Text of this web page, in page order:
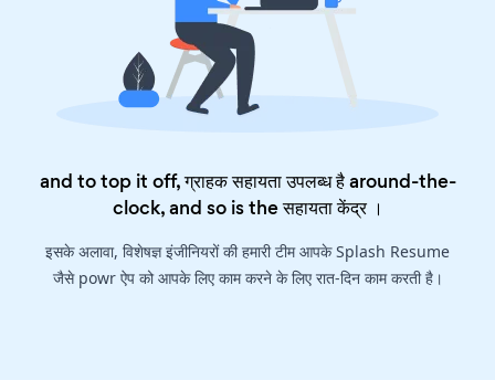
and to top it off, ग्राहक सहायता उपलब्ध है around-the-
clock, and so is theसहायता केंद्र।
इसके अलावा, विशेषज्ञ इंजीनियरों की हमारी टीम आपके Splash Resume
जैसे powr ऐप को आपके लिए काम करने के लिए रात-दिन काम करती है।